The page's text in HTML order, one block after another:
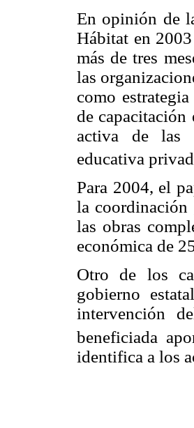
En opinión de
Hábitat en
más de tres
las
como
de
activa de las
educativa
Para 2004, el
la coordinación
las obras
económica de
Otro de los
gobierno
intervención
beneficiada
identifica a los